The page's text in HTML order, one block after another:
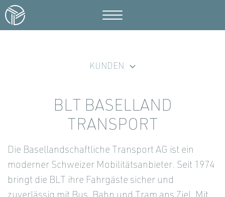
KUNDEN
BLT BASELLAND
TRANSPORT
Die Basellandschaftliche Transport AG ist ein
moderner Schweizer Mobilitätsanbieter. Seit 1974
bringt die BLT ihre Fahrgäste sicher und